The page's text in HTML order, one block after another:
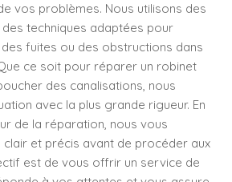
vos problèmes. Nous utilisons des
techniques adaptées pour
fuites ou des obstructions dans
ce soit pour réparer un robinet
des canalisations, nous
avec la plus grande rigueur. En
de la réparation, nous vous
clair et précis avant de procéder aux
est de vous offrir un service de